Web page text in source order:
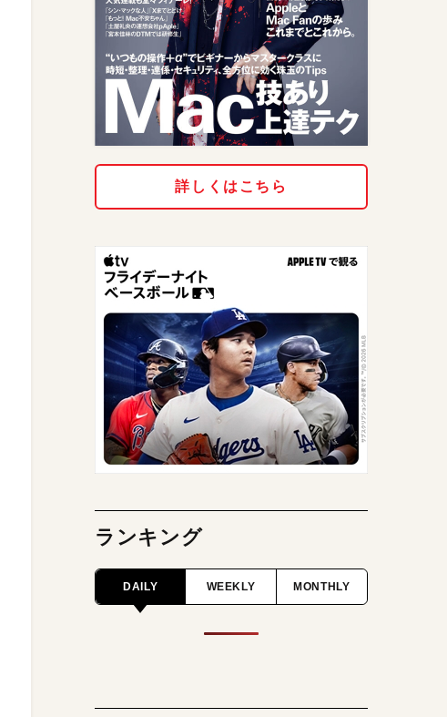
詳しくはこちら
ランキング
DAILY WEEKLY MONTHLY